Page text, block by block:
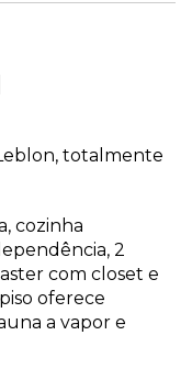
totalmente
cozinha
2
com closet e
oferece
a vapor e